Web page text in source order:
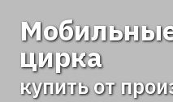
цирка
купить от